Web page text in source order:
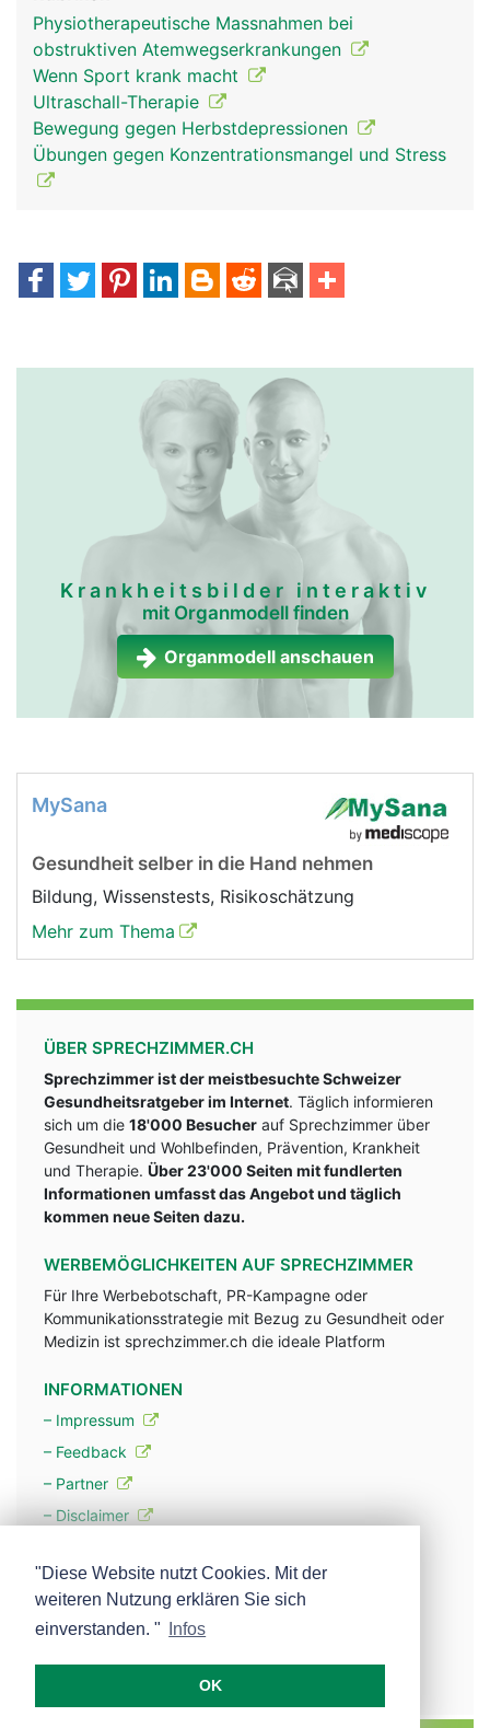
Physiotherapeutische Massnahmen bei
obstruktiven Atemwegserkrankungen
Wenn Sport krank macht
Ultraschall-Therapie
Bewegung gegen Herbstdepressionen
Übungen gegen Konzentrationsmangel und Stress
Krankheitsbilder interaktiv
mit Organmodell finden
Organmodell anschauen
MySana
Gesundheit selber in die Hand nehmen
Bildung, Wissenstests, Risikoschätzung
Mehr zum Thema
ÜBER SPRECHZIMMER.CH
Sprechzimmer ist der meistbesuchte Schweizer
Gesundheitsratgeber im Internet. Täglich informieren
sich um die 18'000 Besucher auf Sprechzimmer über
Gesundheit und Wohlbefinden, Prävention, Krankheit
und Therapie. Über 23'000 Seiten mit fundlerten
Informationen umfasst das Angebot und täglich
kommen neue Seiten dazu.
WERBEMÖGLICHKEITEN AUF SPRECHZIMMER
Für Ihre Werbebotschaft, PR-Kampagne oder
Kommunikationsstrategie mit Bezug zu Gesundheit oder
Medizin ist sprechzimmer.ch die ideale Platform
INFORMATIONEN
– Impressum
– Feedback
– Partner
– Disclaimer
– Werbung
– Mehr über unsere Experten
"Diese Website nutzt Cookies. Mit der
weiteren Nutzung erklären Sie sich
einverstanden. "
Infos
OK